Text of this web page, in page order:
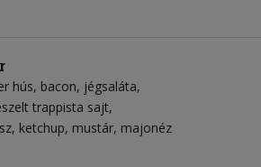
hús bacon jégsaláta
trappista sajt
ketchup mustár majonéz